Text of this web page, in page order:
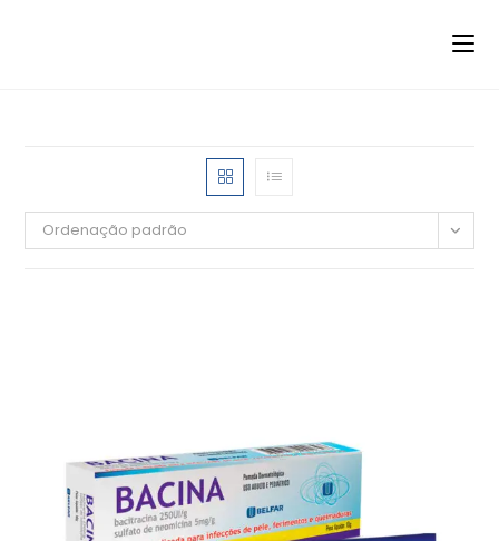
Ordenação padrão